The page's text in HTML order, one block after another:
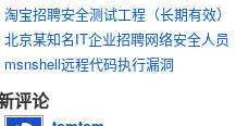
淘宝招聘安全测试工程（长期有效）
北京某知名IT企业招聘网络安全人员
msnshell远程代码执行漏洞
评论